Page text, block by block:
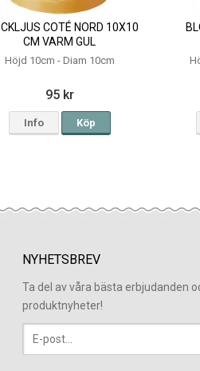
COTÉ NORD 10X10
CM VARM GUL
Höjd 10cm - Diam 10cm
95 kr
Info Köp
NYHETSBREV
Ta del av våra bästa erbjudanden
produktnyheter!